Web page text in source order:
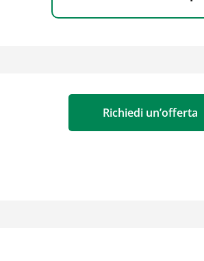
Richiedi un’offerta